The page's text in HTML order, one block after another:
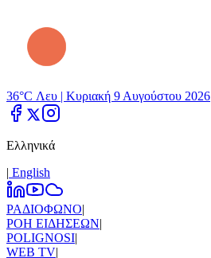
36°C Λευ | Κυριακή 9 Αυγούστου 2026
Ελληνικά
| Εnglish
ΡΑΔΙΟΦΩΝΟ|
ΡΟΗ ΕΙΔΗΣΕΩΝ|
POLIGNOSI|
WEB TV|